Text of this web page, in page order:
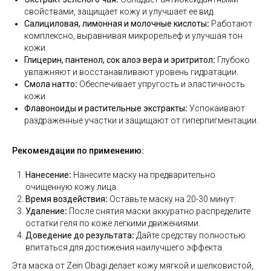
свойствами, защищает кожу и улучшает ее вид.
Салициловая, лимонная и молочные кислоты: Работают
комплексно, выравнивая микрорельеф и улучшая тон
кожи.
Глицерин, пантенол, сок алоэ вера и эритритол: Глубоко
увлажняют и восстанавливают уровень гидратации.
Смола натто: Обеспечивает упругость и эластичность
кожи.
Флавоноиды и растительные экстракты: Успокаивают
раздраженные участки и защищают от гиперпигментации.
Рекомендации по применению:
Нанесение: Нанесите маску на предварительно
очищенную кожу лица.
Время воздействия: Оставьте маску на 20-30 минут.
Удаление: После снятия маски аккуратно распределите
остатки геля по коже легкими движениями.
Доведение до результата: Дайте средству полностью
впитаться для достижения наилучшего эффекта.
Эта маска от Zein Obagi делает кожу мягкой и шелковистой,